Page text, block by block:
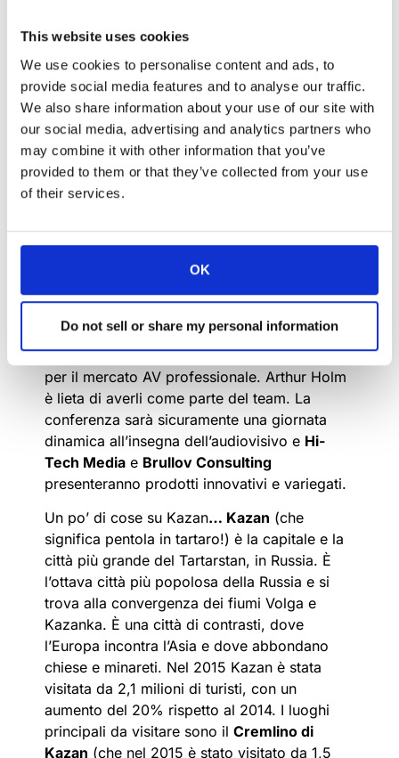
This website uses cookies
We use cookies to personalise content and ads, to
provide social media features and to analyse our traffic.
We also share information about your use of our site with
our social media, advertising and analytics partners who
may combine it with other information that you’ve
provided to them or that they’ve collected from your use
of their services.
OK
Do not sell or share my personal information
Arthur Holmdesidera congratularsi con i suoi
partnerHi-TechMediaeBrullov Consulting
per la loro prossima partecipazione alla
conferenza AV Focus, che si terrà aKazan
Russia , il14marzo. Si tratta di una conferenza
di un giorno che inizierà alle 09:00 e
Hi-Tech Mediaè uno dei leader nella
distribuzione AV in Russia e si occupa di
un’ampia gamma di apparecchiature
integrazione AV.Brullov Consultingè uno dei
principali distributori e integratori di sistemi
per il mercato AV professionale. Arthur Holm
è lieta di averli come parte del team. La
conferenza sarà sicuramente una giornata
dinamica all’insegna dell’audiovisivo e Hi-
Tech Media e Brullov Consulting
presenteranno prodotti innovativi e variegati.
Un po’ di cose su Kazan… Kazan (che
significa pentola in tartaro!) è la capitale e la
città più grande del Tartarstan, in Russia. È
l’ottava città più popolosa della Russia e si
trova alla convergenza dei fiumi Volga e
Kazanka. È una città di contrasti, dove
l’Europa incontra l’Asia e dove abbondano
chiese e minareti. Nel 2015 Kazan è stata
visitata da 2,1 milioni di turisti, con un
aumento del 20% rispetto al 2014. I luoghi
principali da visitare sono il Cremlino di
Kazan (che nel 2015 è stato visitato da 1,5